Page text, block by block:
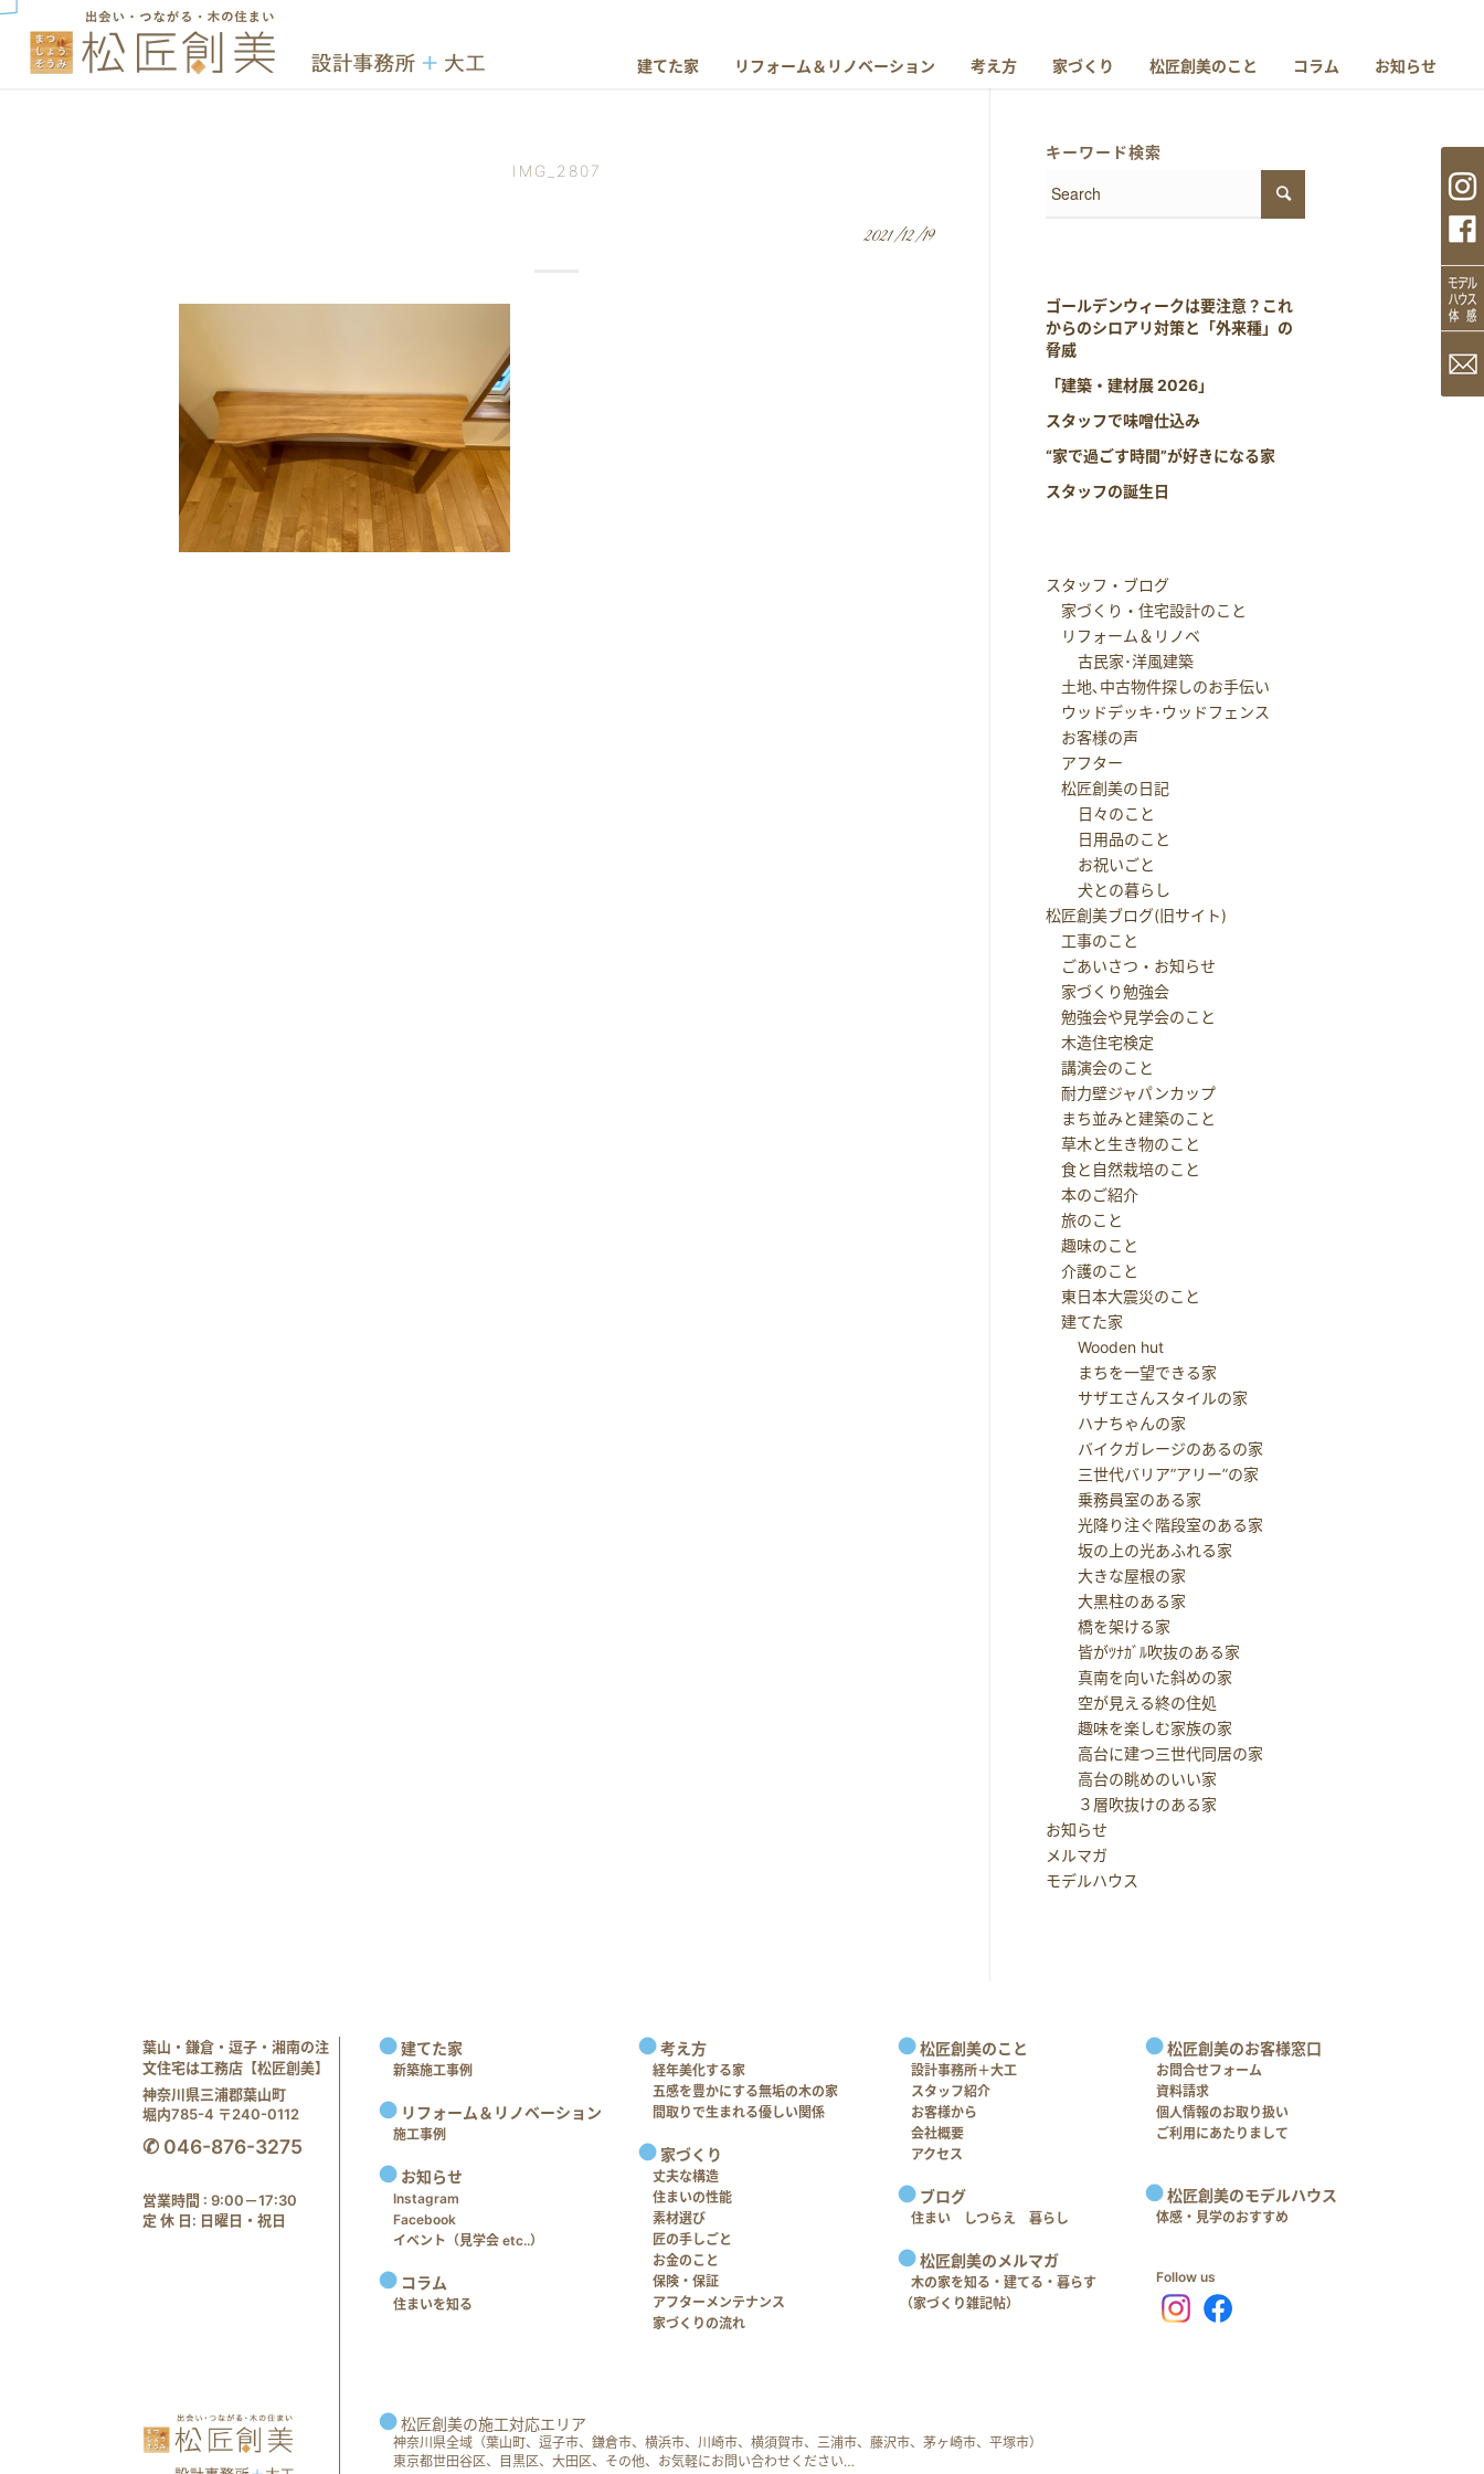
建てた家 リフォーム＆リノベーション 考え方 家づくり 松匠創美のこと コラム お知らせ
IMG_2807
2021/12/19
キーワード検索
ゴールデンウィークは要注意？これ
からのシロアリ対策と「外来種」の
脅威
「建築・建材展 2026」
スタッフで味噌仕込み
“家で過ごす時間”が好きになる家
スタッフの誕生日
スタッフ・ブログ
家づくり・住宅設計のこと
リフォーム＆リノベ
古民家･洋風建築
土地､中古物件探しのお手伝い
ウッドデッキ･ウッドフェンス
お客様の声
アフター
松匠創美の日記
日々のこと
日用品のこと
お祝いごと
犬との暮らし
松匠創美ブログ(旧サイト)
工事のこと
ごあいさつ・お知らせ
家づくり勉強会
勉強会や見学会のこと
木造住宅検定
講演会のこと
耐力壁ジャパンカップ
まち並みと建築のこと
草木と生き物のこと
食と自然栽培のこと
本のご紹介
旅のこと
趣味のこと
介護のこと
東日本大震災のこと
建てた家
Wooden hut
まちを一望できる家
サザエさんスタイルの家
ハナちゃんの家
バイクガレージのあるの家
三世代バリア”アリー”の家
乗務員室のある家
光降り注ぐ階段室のある家
坂の上の光あふれる家
大きな屋根の家
大黒柱のある家
橋を架ける家
皆がﾂﾅｶﾞﾙ吹抜のある家
真南を向いた斜めの家
空が見える終の住処
趣味を楽しむ家族の家
高台に建つ三世代同居の家
高台の眺めのいい家
３層吹抜けのある家
お知らせ
メルマガ
モデルハウス
葉山・鎌倉・逗子・湘南の注
文住宅は工務店【松匠創美】
神奈川県三浦郡葉山町
堀内785-4 〒240-0112
✆ 046-876-3275
営業時間 : 9:00－17:30
定 休 日: 日曜日・祝日
建てた家
新築施工事例
リフォーム＆リノベーション
施工事例
お知らせ
Instagram
Facebook
イベント（見学会 etc..）
コラム
住まいを知る
考え方
経年美化する家
五感を豊かにする無垢の木の家
間取りで生まれる優しい関係
家づくり
丈夫な構造
住まいの性能
素材選び
匠の手しごと
お金のこと
保険・保証
アフターメンテナンス
家づくりの流れ
松匠創美のこと
設計事務所＋大工
スタッフ紹介
お客様から
会社概要
アクセス
ブログ
住まい しつらえ 暮らし
松匠創美のメルマガ
木の家を知る・建てる・暮らす
（家づくり雑記帖）
松匠創美のお客様窓口
お問合せフォーム
資料請求
個人情報のお取り扱い
ご利用にあたりまして
松匠創美のモデルハウス
体感・見学のおすすめ
Follow us
松匠創美の施工対応エリア
神奈川県全域（葉山町、逗子市、鎌倉市、横浜市、川崎市、横須賀市、三浦市、藤沢市、茅ヶ崎市、平塚市）
東京都世田谷区、目黒区、大田区、その他、お気軽にお問い合わせください…